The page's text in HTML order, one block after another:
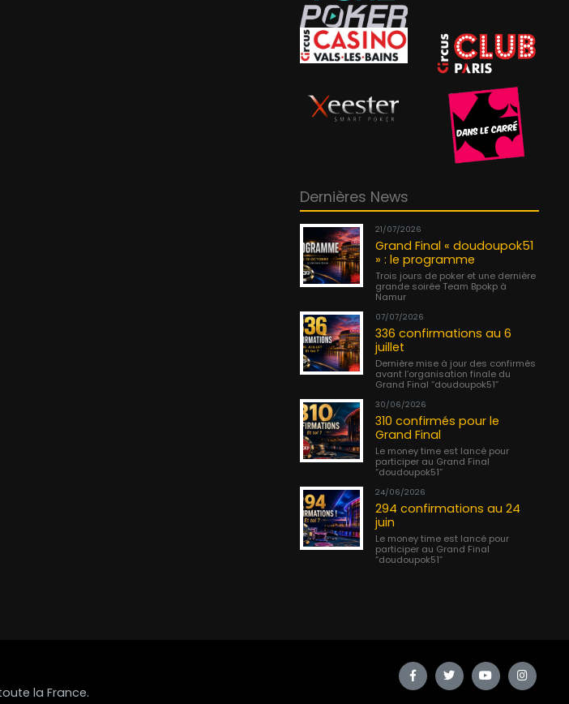
Dernières News
21/07/2026
Grand Final « doudoupok51
» : le programme
Trois jours de poker et une dernière
grande soirée Team Bpokp à
Namur
07/07/2026
336 confirmations au 6
juillet
Dernière mise à jour des confirmés
avant l’organisation finale du
Grand Final “doudoupok51”
30/06/2026
310 confirmés pour le
Grand Final
Le money time est lancé pour
participer au Grand Final
“doudoupok51”
24/06/2026
294 confirmations au 24
juin
Le money time est lancé pour
participer au Grand Final
“doudoupok51”
la France.